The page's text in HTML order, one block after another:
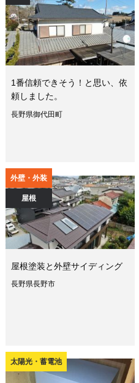
1番信頼できそう！と思い、依
頼しました。
長野県御代田町
外壁・外装
屋根
屋根塗装と外壁サイディング
長野県長野市
太陽光・蓄電池